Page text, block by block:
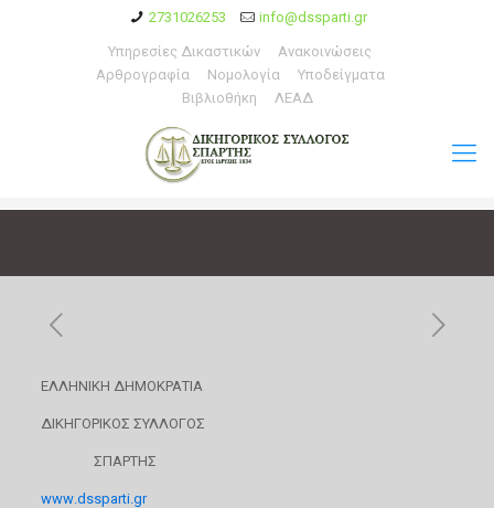
2731026253 info@dssparti.gr
Υπηρεσίες Δικαστικών
Ανακοινώσεις
Αρθρογραφία
Νομολογία
Υποδείγματα
Βιβλιοθήκη
ΛΕΑΔ
EΛΛΗΝΙΚΗ ΔΗΜΟΚΡΑΤΙΑ
ΔΙΚΗΓΟΡΙΚΟΣ ΣΥΛΛΟΓΟΣ
ΣΠΑΡΤΗΣ
www.dssparti.gr